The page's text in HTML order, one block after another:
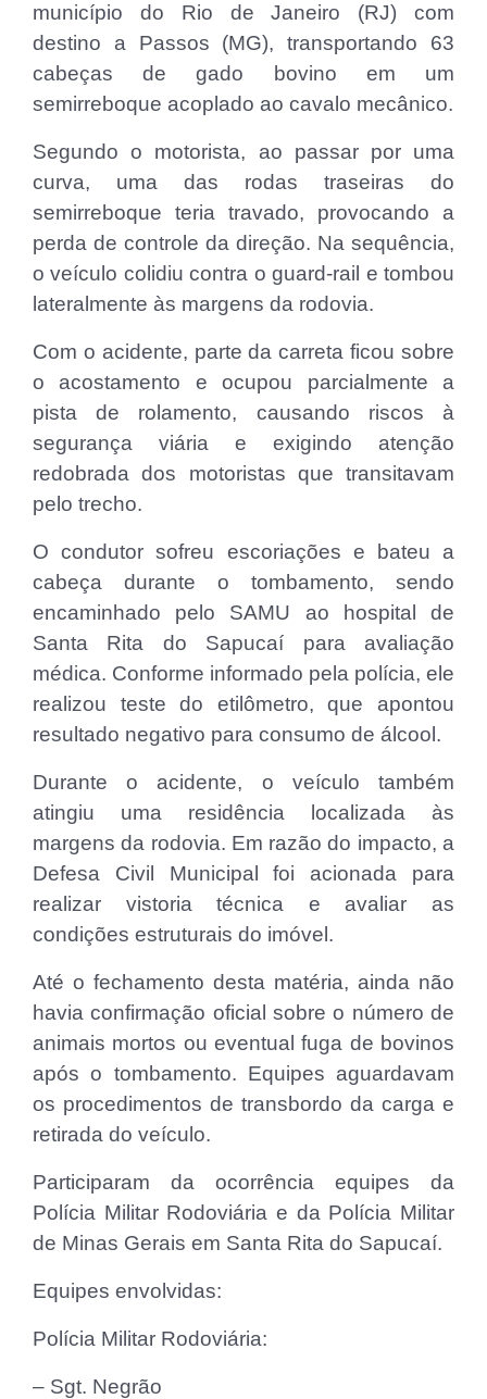
município do Rio de Janeiro (RJ) com
destino a Passos (MG), transportando 63
cabeças de gado bovino em um
semirreboque acoplado ao cavalo mecânico.
Segundo o motorista, ao passar por uma
curva, uma das rodas traseiras do
semirreboque teria travado, provocando a
perda de controle da direção. Na sequência,
o veículo colidiu contra o guard-rail e tombou
lateralmente às margens da rodovia.
Com o acidente, parte da carreta ficou sobre
o acostamento e ocupou parcialmente a
pista de rolamento, causando riscos à
segurança viária e exigindo atenção
redobrada dos motoristas que transitavam
pelo trecho.
O condutor sofreu escoriações e bateu a
cabeça durante o tombamento, sendo
encaminhado pelo SAMU ao hospital de
Santa Rita do Sapucaí para avaliação
médica. Conforme informado pela polícia, ele
realizou teste do etilômetro, que apontou
resultado negativo para consumo de álcool.
Durante o acidente, o veículo também
atingiu uma residência localizada às
margens da rodovia. Em razão do impacto, a
Defesa Civil Municipal foi acionada para
realizar vistoria técnica e avaliar as
condições estruturais do imóvel.
Até o fechamento desta matéria, ainda não
havia confirmação oficial sobre o número de
animais mortos ou eventual fuga de bovinos
após o tombamento. Equipes aguardavam
os procedimentos de transbordo da carga e
retirada do veículo.
Participaram da ocorrência equipes da
Polícia Militar Rodoviária e da Polícia Militar
de Minas Gerais em Santa Rita do Sapucaí.
Equipes envolvidas:
Polícia Militar Rodoviária:
– Sgt. Negrão